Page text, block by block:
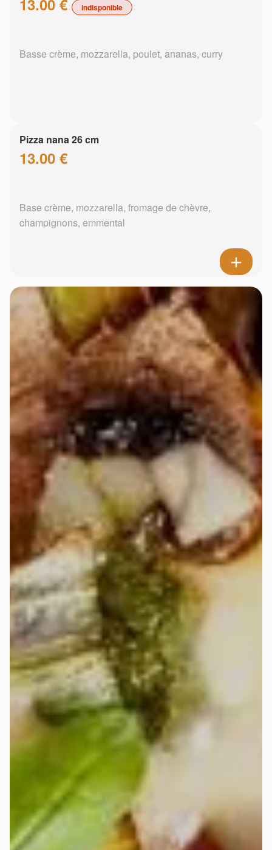
13.00 € indisponible
Basse crème, mozzarella, poulet, ananas, curry
Pizza nana 26 cm
13.00 €
Base crème, mozzarella, fromage de chèvre,
champignons, emmental